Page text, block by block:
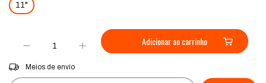
11"
Entregas para o CEP:
Meios de envio